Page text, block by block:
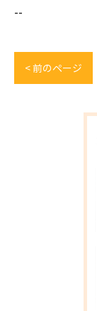
--
< 前のページ